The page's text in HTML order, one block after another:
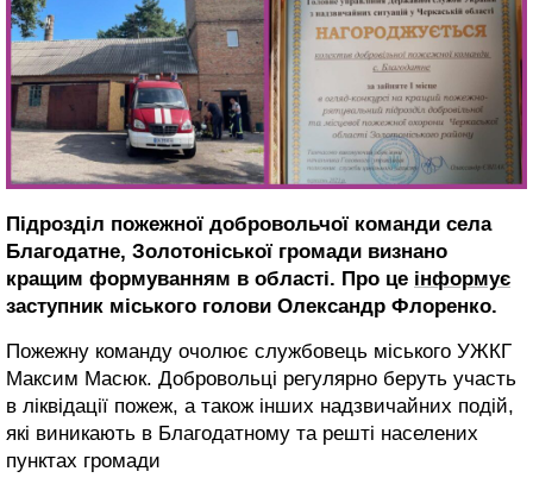
Підрозділ пожежної добровольчої команди села
Благодатне, Золотоніської громади визнано
кращим формуванням в області. Про це інформує
заступник міського голови Олександр Флоренко.
Пожежну команду очолює службовець міського УЖКГ
Максим Масюк. Добровольці регулярно беруть участь
в ліквідації пожеж, а також інших надзвичайних подій,
які виникають в Благодатному та решті населених
пунктах громади